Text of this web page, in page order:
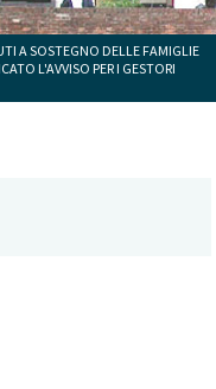
A SOSTEGNO DELLE FAMIGLIE
L'AVVISO PER I GESTORI